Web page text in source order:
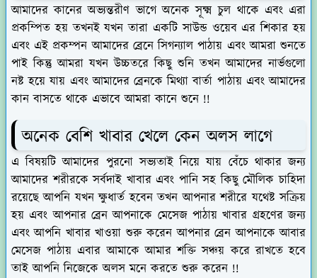
আমাদের কানের অভ্যন্তরীণ ভাগে অনেক সূক্ষ্ম চুল থাকে এবং এরা
প্রকম্পিত হয় তখনই যখন তারা একটি সাউন্ড ওয়েব এর শিকার হয়
এবং এই প্রকম্পন আমাদের ব্রেনে সিগন্যাল পাঠায় এবং আমরা শুনতে
পাই কিন্তু আমরা যখন উচ্চতরে কিছু শুনি তখন আমাদের নার্ভগুলো
নষ্ট হয়ে যায় এবং আমাদের ব্রেনকে মিথ্যা বার্তা পাঠায় এবং আমাদের
কান বাসতে থাকে এভাবে আমরা কানে শুনে !!
অনেক বেশি খাবার খেলে কেন অলস লাগে
এ বিষয়টি আমাদের পুরনো সভ্যতাই নিয়ে যায় বেঁচে থাকার জন্য
আমাদের শরীরকে সর্বদাই খাবার এবং পানি সহ কিছু মৌলিক চাহিদা
রয়েছে আপনি যখন ক্ষুধার্ত হবেন তখন আপনার শরীরে যথেষ্ট সক্রিয়
হয় এবং আপনার ব্রেন আপনাকে মেসেজ পাঠায় খাবার গ্রহণের জন্য
এবং আপনি খাবার খাওয়া শুরু করেন আপনার ব্রেন আপনাকে আবার
মেসেজ পাঠায় এবার আমাকে আমার শক্তি সঞ্চয় করে রাখতে হবে
তাই আপনি নিজেকে অলস মনে করতে শুরু করেন !!